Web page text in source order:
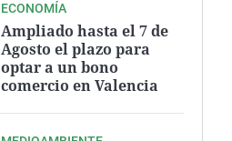
ECONOMÍA
Ampliado hasta el 7 de
Agosto el plazo para
optar a un bono
comercio en Valencia